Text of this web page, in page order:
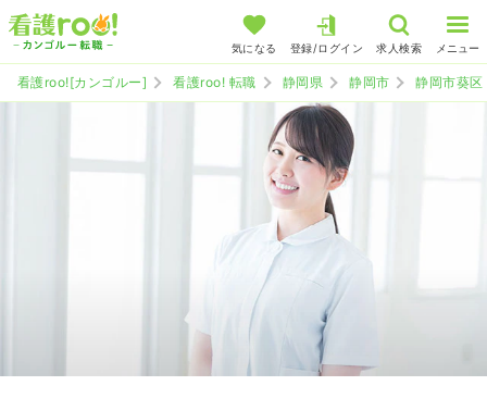
気になる 登録/ログイン 求人検索 メニュー
看護roo![カンゴルー] 看護roo! 転職 静岡県 静岡市 静岡市葵区